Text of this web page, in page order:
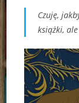
Czuję,
książki,